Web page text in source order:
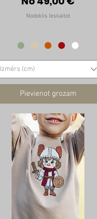
Nodoklis Ieskaitot
Izmērs (cm)
Pievienot grozam